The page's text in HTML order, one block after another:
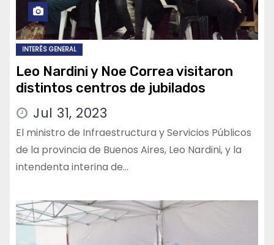
INTERÉS GENERAL
Leo Nardini y Noe Correa visitaron
distintos centros de jubilados
Jul 31, 2023
El ministro de Infraestructura y Servicios Públicos
de la provincia de Buenos Aires, Leo Nardini, y la
intendenta interina de…